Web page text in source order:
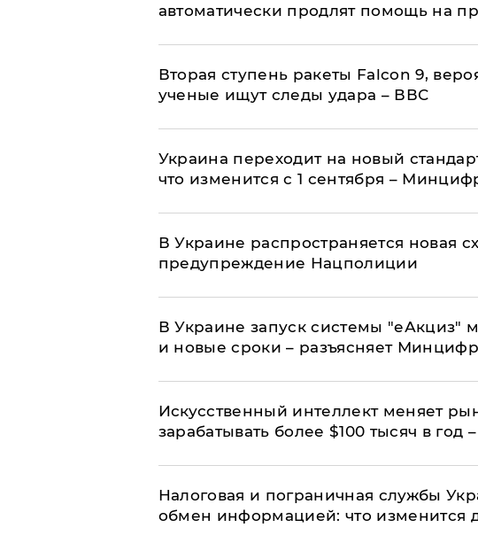
автоматически продлят помощь на
Вторая ступень ракеты Falcon 9,
ученые ищут следы удара – ВВС
Украина переходит на новый
что изменится с 1 сентября –
В Украине распространяется новая
предупреждение Нацполиции
В Украине запуск системы "еАкциз"
и новые сроки – разъясняет
Искусственный интеллект меняет
зарабатывать более $100 тысяч в год
Налоговая и пограничная службы
обмен информацией: что изменится